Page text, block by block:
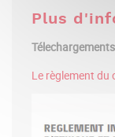
Plus
Télechargements
Le règlement du